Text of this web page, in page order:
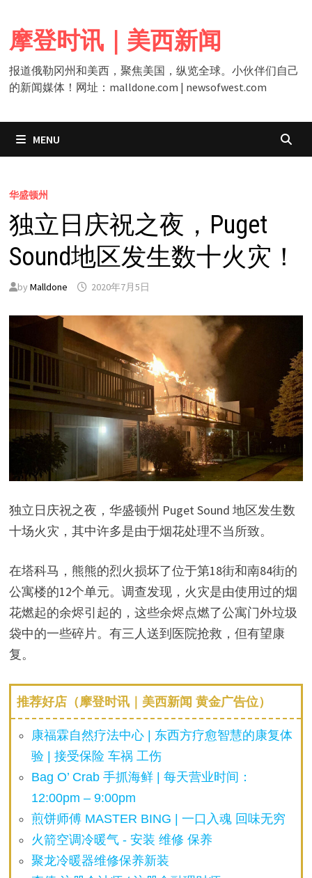
content
摩登时讯｜美西新闻
报道俄勒冈州和美西，聚焦美国，纵览全球。小伙伴们自己
的新闻媒体！网址：malldone.com | newsofwest.com
MENU
华盛顿州
独立日庆祝之夜，Puget
Sound地区发生数十火灾！
by Malldone 2020年7月5日
独立日庆祝之夜，华盛顿州 Puget Sound 地区发生数
十场火灾，其中许多是由于烟花处理不当所致。
在塔科马，熊熊的烈火损坏了位于第18街和南84街的
公寓楼的12个单元。调查发现，火灾是由使用过的烟
花燃起的余烬引起的，这些余烬点燃了公寓门外垃圾
袋中的一些碎片。有三人送到医院抢救，但有望康
复。
推荐好店（摩登时讯｜美西新闻 黄金广告位）
康福霖自然疗法中心 | 东西方疗愈智慧的康复体
验 | 接受保险 车祸 工伤
Bag O’ Crab 手抓海鲜 | 每天营业时间：
12:00pm – 9:00pm
煎饼师傅 MASTER BING | 一口入魂 回味无穷
火箭空调冷暖气 - 安装 维修 保养
聚龙冷暖器维修保养新装